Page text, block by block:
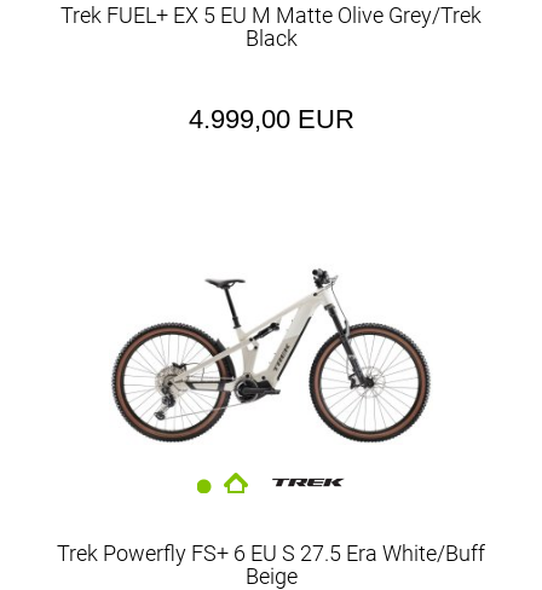
Trek FUEL+ EX 5 EU M Matte Olive Grey/Trek
Black
4.999,00 EUR
Trek Powerfly FS+ 6 EU S 27.5 Era White/Buff
Beige